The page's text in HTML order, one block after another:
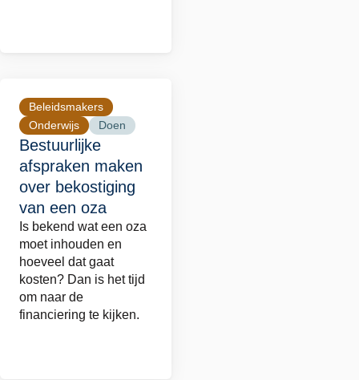
Bestuurlijke
afspraken maken
over bekostiging
van een oza
Beleidsmakers
Onderwijs
Doen
Is bekend wat een oza
moet inhouden en
hoeveel dat gaat
kosten? Dan is het tijd
om naar de
financiering te kijken.
Lees
meer
over
Bestuurlijke
maken
over
bekostiging
van
een